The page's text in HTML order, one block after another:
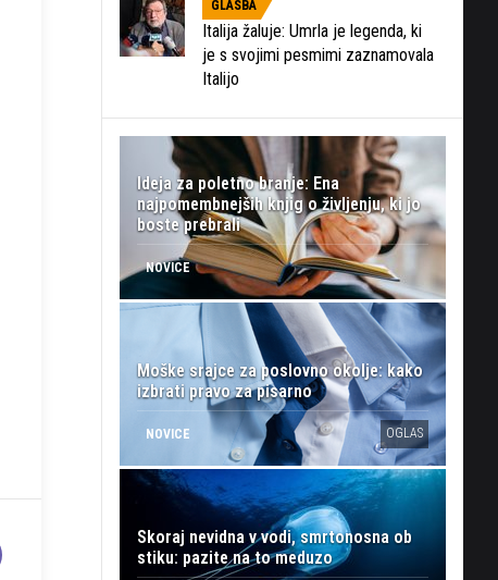
GLASBA
Italija žaluje: Umrla je legenda, ki
je s svojimi pesmimi zaznamovala
Italijo
Ideja za poletno branje: Ena
najpomembnejših knjig o življenju, ki jo
boste prebrali
NOVICE
Moške srajce za poslovno okolje: kako
izbrati pravo za pisarno
NOVICE OGLAS
Skoraj nevidna v vodi, smrtonosna ob
stiku: pazite na to meduzo